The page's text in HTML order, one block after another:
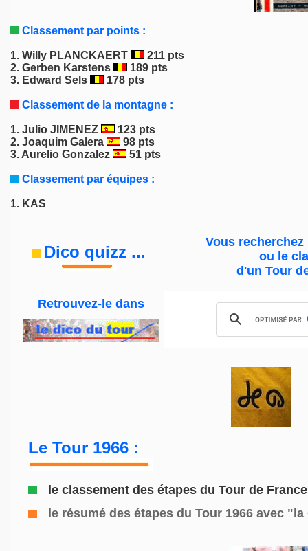
Classement par points :
1. Willy PLANCKAERT
211 pts
2. Gerben Karstens
189 pts
3. Edward Sels 178 pts
Classement de la montagne :
1. Julio JIMENEZ
123 pts
2. Joaquim Galera
98 pts
3. Aurelio Gonzalez 51 pts
Classement par équipes :
1. KAS
Dico quizz ...
Vous
ou le
d'un Tour
Retrouvez-le dans
Le Tour 1966 :
le classement des étapes du Tour de
le résumé des étapes du Tour 1966 avec "la